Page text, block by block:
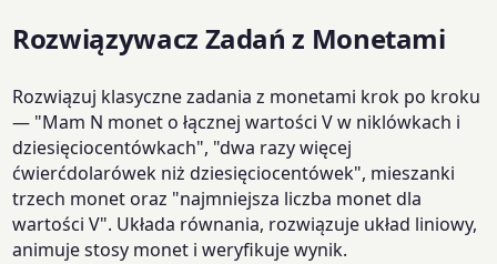
Rozwiązywacz Zadań z Monetami
Rozwiązuj klasyczne zadania z monetami krok po kroku
— "Mam N monet o łącznej wartości V w niklówkach i
dziesięciocentówkach", "dwa razy więcej
ćwierćdolarówek niż dziesięciocentówek", mieszanki
trzech monet oraz "najmniejsza liczba monet dla
wartości V". Układa równania, rozwiązuje układ liniowy,
animuje stosy monet i weryfikuje wynik.